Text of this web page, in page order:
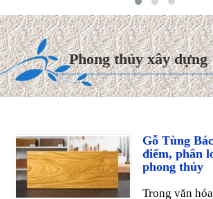
Phong thủy xây dựng
thiện trọn gói
Thái dao
VNĐ/m² cho đến ...
Xem thêm >>
phong thủy
Trong văn
tứ quý "Tùng - Cúc - Trúc - Mai" từ lâu đã